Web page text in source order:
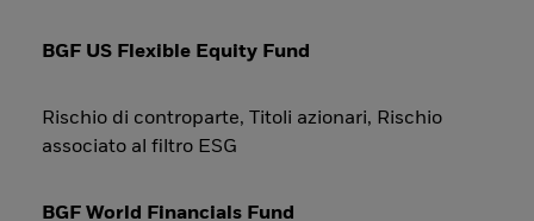
BGF US Flexible Equity Fund
Rischio di controparte, Titoli azionari, Rischio
associato al filtro ESG
BGF World Financials Fund